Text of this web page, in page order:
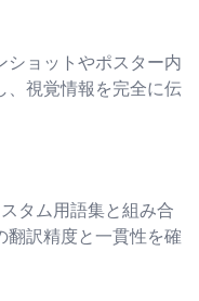
ショットやポスター内
、視覚情報を完全に伝
タム用語集と組み合
翻訳精度と一貫性を確